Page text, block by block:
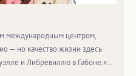
международным центром,
— но качество жизни здесь
и Либревиллю в Габоне.»…